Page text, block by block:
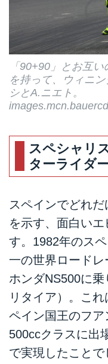
「90+90」とお互
を持って、ウィニ
シとA.ニエト。
スペシャリ
ターライダ
スペインでどれ
を示す、面白い
す。1982年のス
一の世界ロード
ホンダNS500に
リタイア）。こ
ペイン国王のフ
500ccクラスに出
で実現したこと